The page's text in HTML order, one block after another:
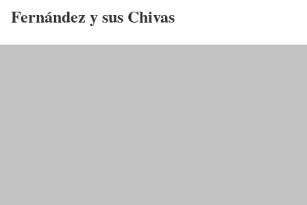
Fernández y sus Chivas